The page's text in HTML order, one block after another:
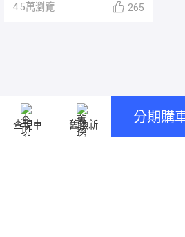
4.5萬瀏覽 265
查現車 舊換新 分期購